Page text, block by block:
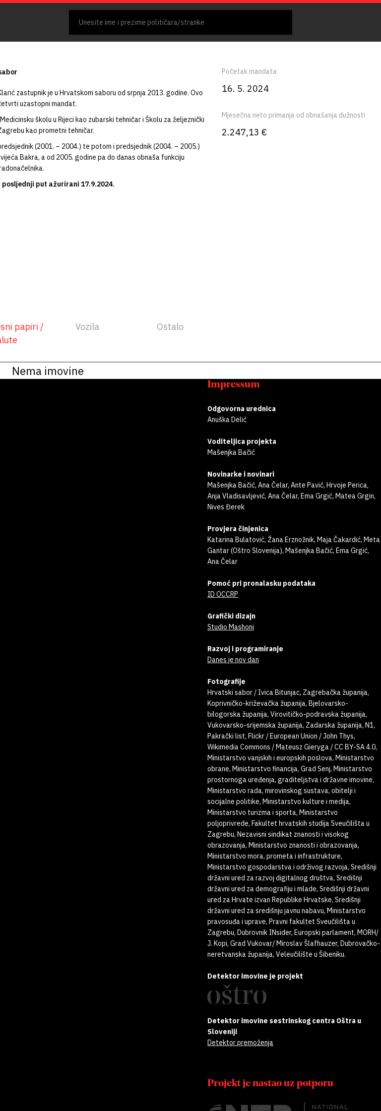
zastupnik je u Hrvatskom saboru od srpnja 2013. godine. Ovo
uzastopni mandat.
školu u Rijeci kao zubarski tehničar i Školu za željeznički
kao prometni tehničar.
(2001. – 2004.) te potom i predsjednik (2004. – 2005.)
Bakra, a od 2005. godine pa do danas obnaša funkciju
posljednji put ažurirani 17.9.2024.
Početak mandata
16. 5. 2024
Mjesečna neto primanja od obnašanja dužnosti
2.247,13 €
papiri /
Vozila Ostalo
Nema imovine
Impressum
Odgovorna urednica
Anuška Delić
Voditeljica projekta
Mašenjka Bačić
Novinarke i novinari
Mašenjka Bačić, Ana Čelar, Ante Pavić, Hrvoje Perica,
Anja Vladisavljević, Ana Čelar, Ema Grgić, Matea Grgin,
Nives Đerek
Provjera činjenica
Katarina Bulatović, Žana Erznožnik, Maja Čakardić, Meta
Gantar (Oštro Slovenija), Mašenjka Bačić, Ema Grgić,
Ana Čelar
Pomoć pri pronalasku podataka
ID OCCRP
Grafički dizajn
Studio Mashoni
Razvoj i programiranje
Danes je nov dan
Fotografije
Hrvatski sabor / Ivica Bitunjac, Zagrebačka županija,
Koprivničko-križevačka županija, Bjelovarsko-
bilogorska županija, Virovitičko-podravska županija,
Vukovarsko-srijemska županija, Zadarska županija, N1,
Pakrački list, Flickr / European Union / John Thys,
Wikimedia Commons / Mateusz Gieryga / CC BY-SA 4.0,
Ministarstvo vanjskih i europskih poslova, Ministarstvo
obrane, Ministarstvo financija, Grad Senj, Ministarstvo
prostornoga uređenja, graditeljstva i državne imovine,
Ministarstvo rada, mirovinskog sustava, obitelji i
socijalne politike, Ministarstvo kulture i medija,
Ministarstvo turizma i sporta, Ministarstvo
poljoprivrede, Fakultet hrvatskih studija Sveučilišta u
Zagrebu, Nezavisni sindikat znanosti i visokog
obrazovanja, Ministarstvo znanosti i obrazovanja,
Ministarstvo mora, prometa i infrastrukture,
Ministarstvo gospodarstva i održivog razvoja, Središnji
državni ured za razvoj digitalnog društva, Središnji
državni ured za demografiju i mlade, Središnji državni
ured za Hrvate izvan Republike Hrvatske, Središnji
državni ured za središnju javnu nabavu, Ministarstvo
pravosuđa i uprave, Pravni fakultet Sveučilišta u
Zagrebu, Dubrovnik INsider, Europski parlament, MORH/
J. Kopi, Grad Vukovar/ Miroslav Šlafhauzer, Dubrovačko-
neretvanska županija, Veleučilište u Šibeniku.
Detektor imovine je projekt
Detektor imovine sestrinskog centra Oštra u
Sloveniji
Detektor premoženja
Projekt je nastao uz potporu